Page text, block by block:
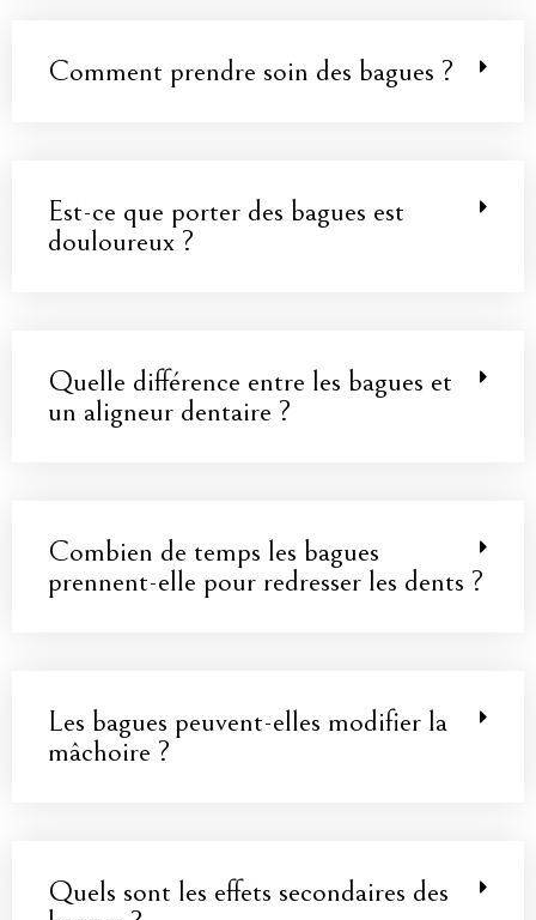
Comment prendre soin des bagues ?
Est-ce que porter des bagues est
douloureux ?
Quelle différence entre les bagues et
un aligneur dentaire ?
Combien de temps les bagues
prennent-elle pour redresser les dents ?
Les bagues peuvent-elles modifier la
mâchoire ?
Quels sont les effets secondaires des